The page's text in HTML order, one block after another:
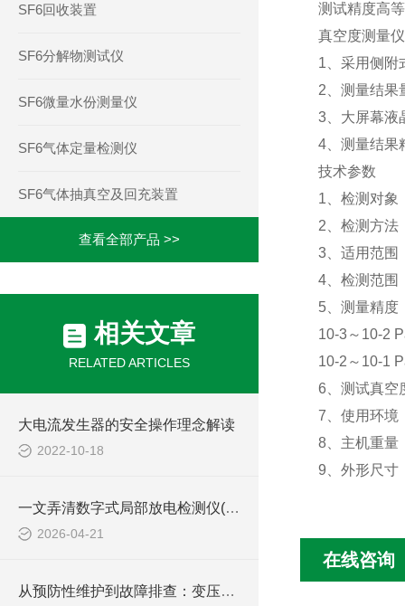
SF6回收装置
SF6分解物测试仪
SF6微量水份测量仪
SF6气体定量检测仪
SF6气体抽真空及回充装置
查看全部产品 >>
相关文章
RELATED ARTICLES
大电流发生器的安全操作理念解读
2022-10-18
一文弄清数字式局部放电检测仪(本质、原理、优势及技术发展)
2026-04-21
从预防性维护到故障排查：变压器绕组变比测试仪在电力行业的多功能应用探索
测试精度高
真空度测量仪
1 、采用侧
2 、测量结
3、大屏幕液
4、测量结果
技术参数
1 、检测对
2 、检测方
3、适用范围
4、检测范围
5、测量精度
10-3～ 10-2
10-2 ～ 10-1
6 、测试真
7 、使用环境
8、主机重量
9 、外形尺寸
在线咨询